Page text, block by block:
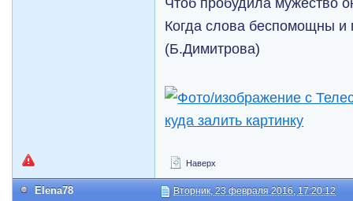
Когда слова беспомощны и
(Б.Димитрова)
куда залить картинку
Наверх
Elena78 Вторник, 23 февраля 2016, 17:20:12